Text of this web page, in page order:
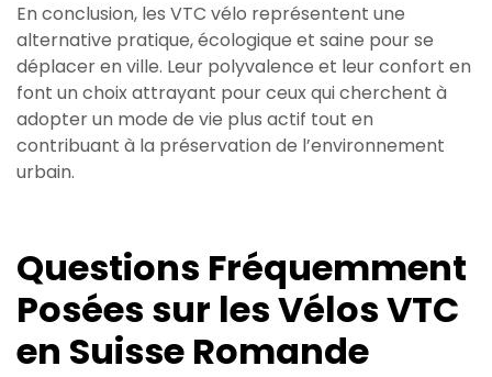
En conclusion, les VTC vélo représentent une
alternative pratique, écologique et saine pour se
déplacer en ville. Leur polyvalence et leur confort en
font un choix attrayant pour ceux qui cherchent à
adopter un mode de vie plus actif tout en
contribuant à la préservation de l’environnement
urbain.
Questions Fréquemment
Posées sur les Vélos VTC
en Suisse Romande